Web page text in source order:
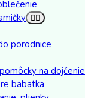
porodnice
na dojčenie
babatka